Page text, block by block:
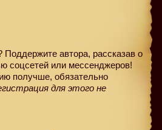
Поддержите автора, рассказав о
соцсетей или мессенджеров!
получше, обязательно
для этого не